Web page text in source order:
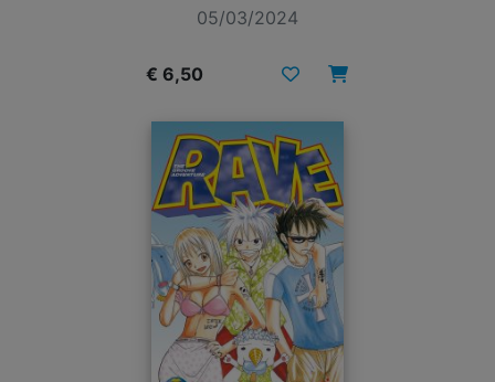
05/03/2024
€ 6,50